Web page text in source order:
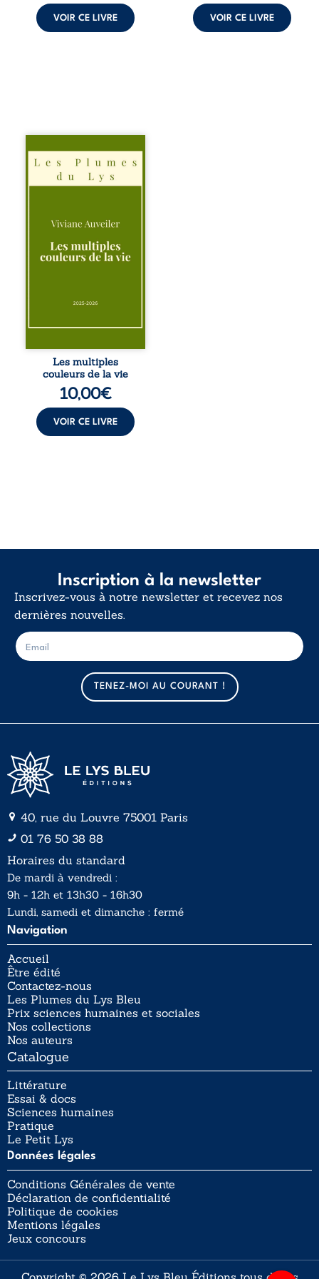
VOIR CE LIVRE
peuvent ...
VOIR CE LIVRE
Trois récits, trois
existences saisies
à l’instant où tout
bascule. Une
l’apaisement, un
recouvre
l’espérance, tandis
pour en retrouver
Entre souvenirs,
désillusions, Les
multiples couleurs
de la vie explore la
force des liens, le
poids des non-dits
et la ...
Les multiples
couleurs de la vie
10,00€
VOIR CE LIVRE
Inscription à la newsletter
Inscrivez-vous à notre newsletter et recevez nos
dernières nouvelles.
m
a
i
l
E
-
m
TENEZ-MOI AU COURANT !
40, rue du Louvre 75001 Paris
01 76 50 38 88
Horaires du standard
De mardi à vendredi :
9h - 12h et 13h30 - 16h30
Lundi, samedi et dimanche : fermé
Navigation
Accueil
Être édité
Contactez-nous
Les Plumes du Lys Bleu
Prix sciences humaines et sociales
Nos collections
Nos auteurs
Catalogue
Littérature
Essai & docs
Sciences humaines
Pratique
Le Petit Lys
Données légales
Conditions Générales de vente
Déclaration de confidentialité
Politique de cookies
Mentions légales
Jeux concours